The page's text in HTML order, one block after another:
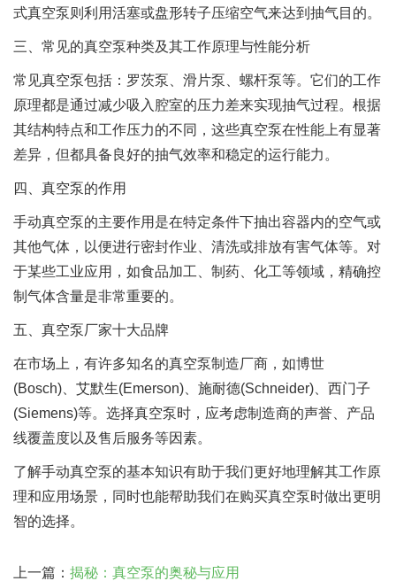
式真空泵则利用活塞或盘形转子压缩空气来达到抽气目的。
三、常见的真空泵种类及其工作原理与性能分析
常见真空泵包括：罗茨泵、滑片泵、螺杆泵等。它们的工作
原理都是通过减少吸入腔室的压力差来实现抽气过程。根据
其结构特点和工作压力的不同，这些真空泵在性能上有显著
差异，但都具备良好的抽气效率和稳定的运行能力。
四、真空泵的作用
手动真空泵的主要作用是在特定条件下抽出容器内的空气或
其他气体，以便进行密封作业、清洗或排放有害气体等。对
于某些工业应用，如食品加工、制药、化工等领域，精确控
制气体含量是非常重要的。
五、真空泵厂家十大品牌
在市场上，有许多知名的真空泵制造厂商，如博世
(Bosch)、艾默生(Emerson)、施耐德(Schneider)、西门子
(Siemens)等。选择真空泵时，应考虑制造商的声誉、产品
线覆盖度以及售后服务等因素。
了解手动真空泵的基本知识有助于我们更好地理解其工作原
理和应用场景，同时也能帮助我们在购买真空泵时做出更明
智的选择。
上一篇： 揭秘：真空泵的奥秘与应用